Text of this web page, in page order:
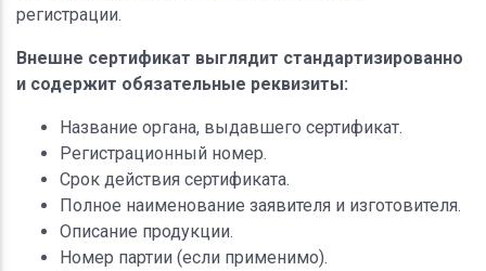
регистрации.
Внешне сертификат выглядит стандартизированно
и содержит обязательные реквизиты:
Название органа, выдавшего сертификат.
Регистрационный номер.
Срок действия сертификата.
Полное наименование заявителя и изготовителя.
Описание продукции.
Номер партии (если применимо).